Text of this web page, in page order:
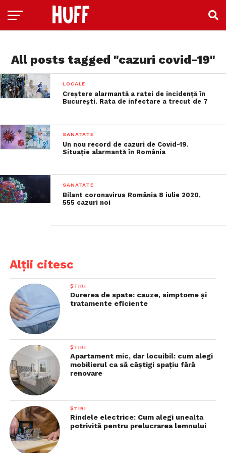
All posts tagged "cazuri covid-19"
LOCALE
Creștere alarmantă a ratei de incidență în
București. Rata de infectare a trecut de 7
SANATATE
Un nou record de cazuri de Covid-19.
Situație alarmantă în România
SANATATE
Bilant coronavirus România 8 iulie 2020,
555 cazuri noi
Alții citesc
ȘTIRI
Durerea de spate: cauze, simptome și
tratamente eficiente
ȘTIRI
Apartament mic, dar locuibil: cum alegi
mobilierul ca să câștigi spațiu fără
renovare
ȘTIRI
Rindele electrice: Cum alegi unealta
potrivită pentru prelucrarea lemnului